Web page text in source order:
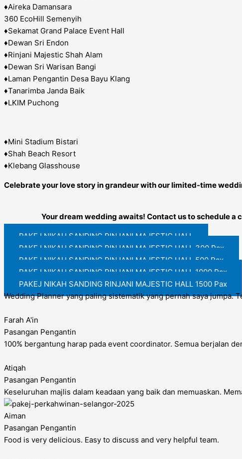
♦️Aireka Damansara
360 EcoHill Semenyih
♦️Sekamat Grand Palace Event Hall
♦️Dewan Sri Endon
♦️Rinjani Majestic Shah Alam
♦️Dewan Sri Warisan Bangi
♦️Laman Pengantin Desa Bayu Klang
♦️Tanarimba Janda Baik
♦️LKIM Puchong
♦️Mini Stadium Bistari
♦️Shah Beach Resort
♦️Klebang Glasshouse
Celebrate your love story in grandeur with our limited-time
Your dream wedding awaits! Contact us to schedule a
PAKEJ NIKAH SANDING RINJANI MAJESTIC HALL
PAKEJ NIKAH SANDING RINJANI MAJESTIC HALL 300 Pax
PAKEJ NIKAH SANDING RINJANI MAJESTIC HALL 500 Pax
PAKEJ NIKAH SANDING RINJANI MAJESTIC HALL 1000 Pax
PAKEJ NIKAH SANDING RINJANI MAJESTIC HALL 1500 Pax
Wedding Planner yang paling sistematik yang pernah saya jumpa.
Farah A'in
Pasangan Pengantin
100% bergantung harap pada event coordinator. Semua berjalan
Atiqah
Pasangan Pengantin​
Keseluruhan majlis dalam keadaan yang baik dan memuaskan.
Aiman
Pasangan Pengantin
Food is very delicious. Easy to discuss and very helpful team.